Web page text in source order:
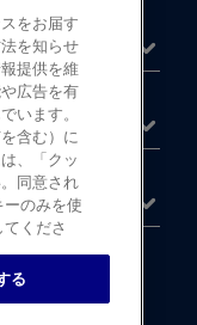
をお届す
を知らせ
提供を維
広告を有
います。
含む）に
、「クッ
同意され
のみを使
くださ
る